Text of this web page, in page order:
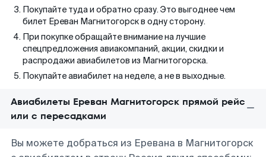
Покупайте туда и обратно сразу. Это выгоднее чем
билет Ереван Магнитогорск в одну сторону.
При покупке обращайте внимание на лучшие
спецпредложения авиакомпаний, акции, скидки и
распродажи авиабилетов из Магнитогорска.
Покупайте авиабилет на неделе, а не в выходные.
Авиабилеты Ереван Магнитогорск прямой рейс
или с пересадками
Вы можете добраться из Еревана в Магнитогорск